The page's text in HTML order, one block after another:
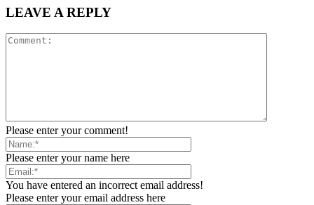
LEAVE A REPLY
Please enter your comment!
Please enter your name here
You have entered an incorrect email address!
Please enter your email address here